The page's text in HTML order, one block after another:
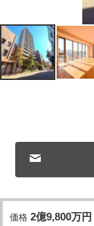
価格 2億9,800万円